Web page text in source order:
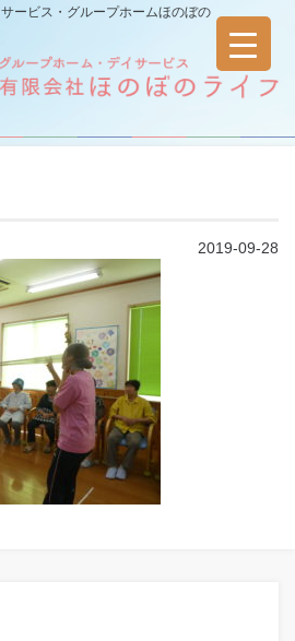
ービス・グループホームほのぼの
2019-09-28